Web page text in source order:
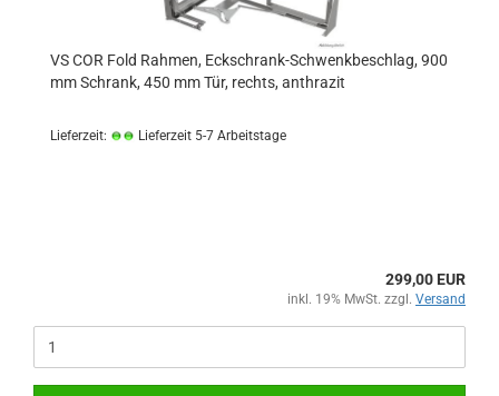
VS COR Fold Rahmen, Eckschrank-Schwenkbeschlag, 900
mm Schrank, 450 mm Tür, rechts, anthrazit
Lieferzeit: Lieferzeit 5-7 Arbeitstage
299,00 EUR
inkl. 19% MwSt. zzgl. Versand